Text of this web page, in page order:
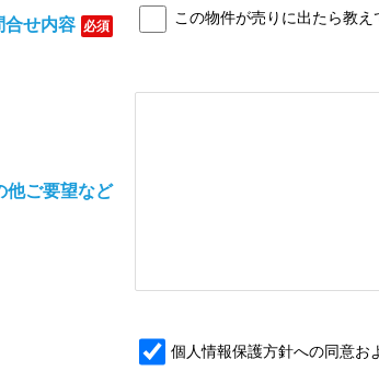
合せ内容 必須 この物件が売りに出たら教え
他ご要望など
個人情報保護方針への同意お